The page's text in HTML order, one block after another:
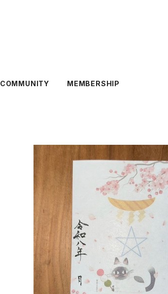
COMMUNITY MEMBERSHIP